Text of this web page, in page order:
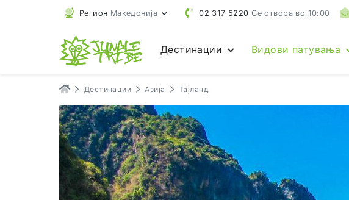
Регион Македонија 02 317 5220 Се отвора во 10:00
Дестинации Видови патувања
Дестинации Азија Тајланд